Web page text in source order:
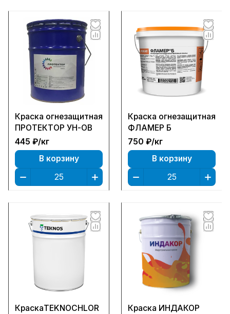
Краска огнезащитная
ПРОТЕКТОР УН-ОВ
445 ₽/кг
В корзину
Краска огнезащитная
ФЛАМЕР Б
750 ₽/кг
В корзину
КраскаTEKNOCHLOR
Краска ИНДАКОР